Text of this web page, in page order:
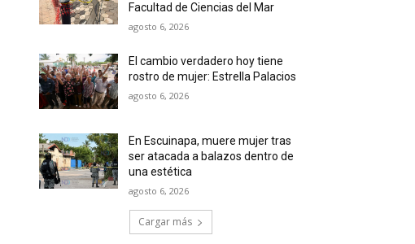
Facultad de Ciencias del Mar
agosto 6, 2026
El cambio verdadero hoy tiene
rostro de mujer: Estrella Palacios
agosto 6, 2026
En Escuinapa, muere mujer tras
ser atacada a balazos dentro de
una estética
agosto 6, 2026
Cargar más